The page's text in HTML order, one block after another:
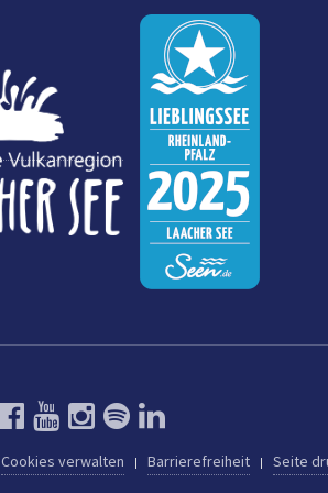
Cookies verwalten Barrierefreiheit Seite